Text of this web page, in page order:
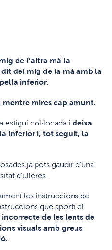
de l’altra mà la
del mig de la mà amb la
inferior.
mentre mires cap amunt.
estigui col·locada i deixa
inferior i, tot seguit, la
ja pots gaudir d’una
d’ulleres.
les instruccions de
que aporti el
incorrecte de les lents de
visuals amb greus